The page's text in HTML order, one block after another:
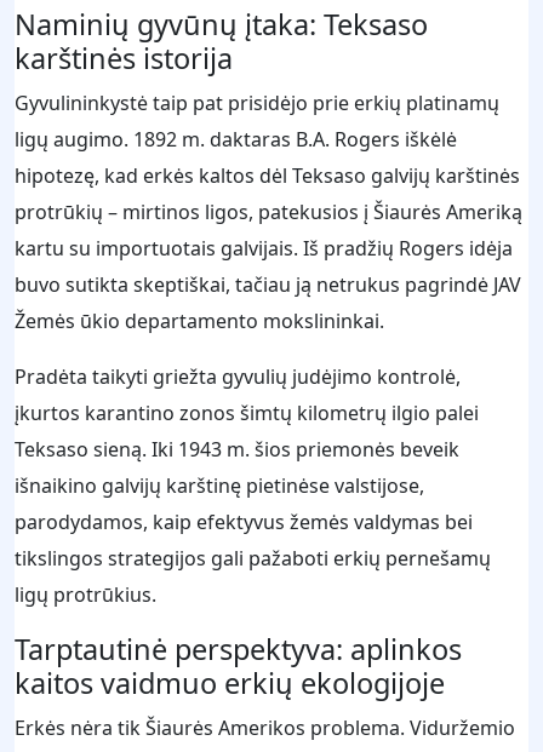
Naminių gyvūnų įtaka: Teksaso
karštinės istorija
Gyvulininkystė taip pat prisidėjo prie erkių platinamų
ligų augimo. 1892 m. daktaras B.A. Rogers iškėlė
hipotezę, kad erkės kaltos dėl Teksaso galvijų karštinės
protrūkių – mirtinos ligos, patekusios į Šiaurės Ameriką
kartu su importuotais galvijais. Iš pradžių Rogers idėja
buvo sutikta skeptiškai, tačiau ją netrukus pagrindė JAV
Žemės ūkio departamento mokslininkai.
Pradėta taikyti griežta gyvulių judėjimo kontrolė,
įkurtos karantino zonos šimtų kilometrų ilgio palei
Teksaso sieną. Iki 1943 m. šios priemonės beveik
išnaikino galvijų karštinę pietinėse valstijose,
parodydamos, kaip efektyvus žemės valdymas bei
tikslingos strategijos gali pažaboti erkių pernešamų
ligų protrūkius.
Tarptautinė perspektyva: aplinkos
kaitos vaidmuo erkių ekologijoje
Erkės nėra tik Šiaurės Amerikos problema. Viduržemio